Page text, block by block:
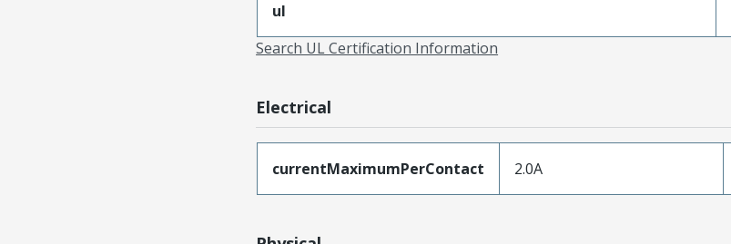
ul
Search UL Certification Information
Electrical
currentMaximumPerContact 2.0A